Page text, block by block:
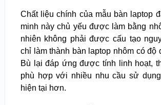
Chất liệu chính của mẫu bàn laptop
minh này chủ yếu được làm bằng
nhiên không phải được cấu tạo
chỉ làm thành bàn laptop nhôm có độ
Bù lại đáp ứng được tính linh hoạt,
phù hợp với nhiều nhu cầu sử
hiện tại hơn.